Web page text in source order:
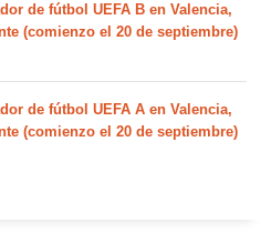
de fútbol UEFA B en Valencia,
(comienzo el 20 de septiembre)
de fútbol UEFA A en Valencia,
(comienzo el 20 de septiembre)